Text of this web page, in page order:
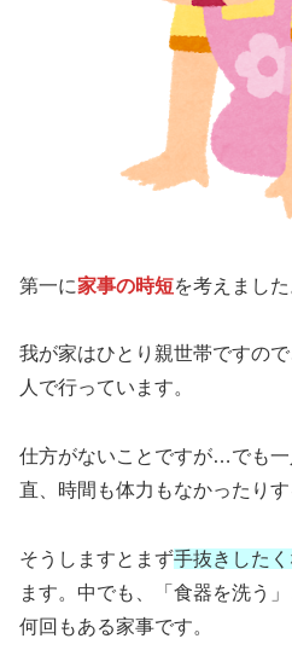
第一に家事の時短を考えました
我が家はひとり親世帯ですの
人で行っています。
仕方がないことですが…でも
直、時間も体力もなかったりす
そうしますとまず手抜きしたく
ます。中でも、「食器を洗う
何回もある家事です。